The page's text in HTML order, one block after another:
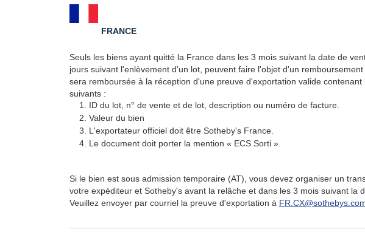
FRANCE
Seuls les biens ayant quitté la France dans les 3 mois suivant la date de
jours suivant l'enlèvement d'un lot, peuvent faire l'objet d'un remboursement
sera remboursée à la réception d'une preuve d'exportation valide contenant
suivants :
ID du lot, n° de vente et de lot, description ou numéro de facture.
Valeur du bien
L'exportateur officiel doit être Sotheby's France.
Le document doit porter la mention « ECS Sorti ».
Si le bien est sous admission temporaire (AT), vous devez organiser un
votre expéditeur et Sotheby's avant la relâche et dans les 3 mois suivant la
Veuillez envoyer par courriel la preuve d'exportation à